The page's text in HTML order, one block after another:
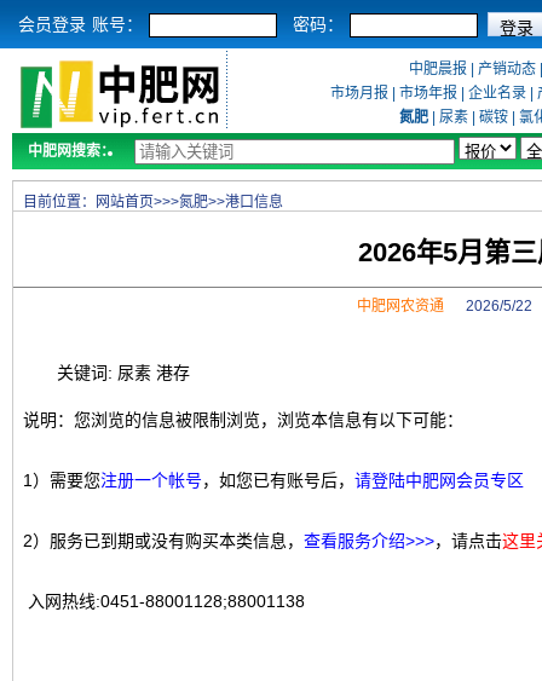
会员登录 账号： 密码：
中肥晨报 产销动态
市场月报
市场年报 企业名录
氮肥
尿素 碳铵
氯
中肥网搜索：
目前位置： 网站首页>>>氮肥>>港口信息
2026年5月第
中肥网农资通 2026/5/22
关键词: 尿素 港存
说明：您浏览的信息被限制浏览，浏览本信息有以下可能：
1）需要您注册一个帐号，如您已有账号后， 请登陆中肥网会员专区
2）服务已到期或没有购买本类信息， 查看服务介绍>>>，请点击这里
入网热线:0451-88001128;88001138